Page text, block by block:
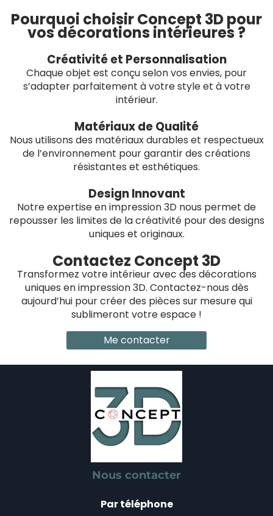
Pourquoi choisir Concept 3D pour
vos décorations intérieures ?
Créativité et Personnalisation
Chaque objet est conçu selon vos envies, pour
s’adapter parfaitement à votre style et à votre
intérieur.
Matériaux de Qualité
Nous utilisons des matériaux durables et respectueux
de l’environnement pour garantir des créations
résistantes et esthétiques.
Design Innovant
Notre expertise en impression 3D nous permet de
repousser les limites de la créativité pour des designs
uniques et originaux.
Contactez Concept 3D
Transformez votre intérieur avec des décorations
uniques en impression 3D. Contactez-nous dès
aujourd’hui pour créer des pièces sur mesure qui
sublimeront votre espace !
Me contacter
Nous contacter
Par téléphone